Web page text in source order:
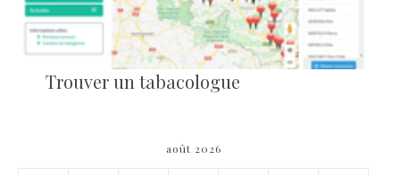
Trouver un tabacologue
août 2026